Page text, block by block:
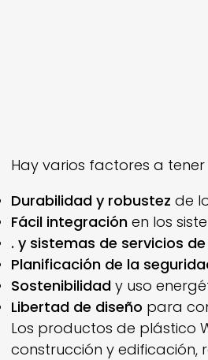
Hay varios factores a
Durabilidad y robustez de
Fácil integraciónen los
. y sistemas de servicios
Planificación de la
Sostenibilidady uso
Libertad de diseño para
Los productos de plástico
construcción y edificación,